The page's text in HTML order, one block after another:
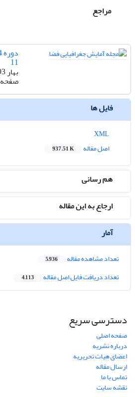
مراجع
11
بهار 1393
صفحه
فایل ها
اصل مقاله
937.51 K
هم رسانی
ارجاع به این مقاله
آمار
تعداد مشاهده مقاله 5,936
تعداد دریافت فایل اصل مقاله 4,113
دسترسی سریع
صفحه اصلی
درباره نشریه
اعضای هیات تحریریه
ارسال مقاله
تماس با ما
نقشه سایت